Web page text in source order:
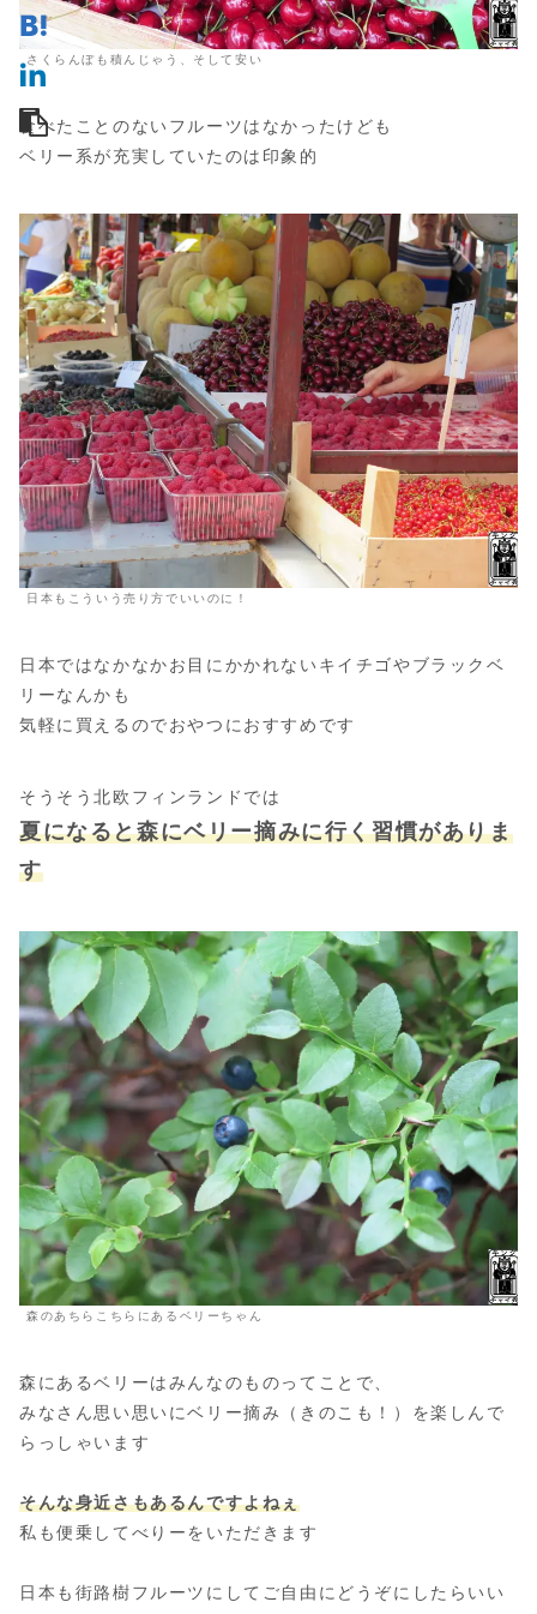
さくらんぼも積んじゃう、そして安い
食べたことのないフルーツはなかったけども
ベリー系が充実していたのは印象的
日本もこういう売り方でいいのに！
日本ではなかなかお目にかかれないキイチゴやブラックベ
リーなんかも
気軽に買えるのでおやつにおすすめです
そうそう北欧フィンランドでは
夏になると森にベリー摘みに行く習慣がありま
す
森のあちらこちらにあるベリーちゃん
森にあるベリーはみんなのものってことで、
みなさん思い思いにベリー摘み（きのこも！）を楽しんで
らっしゃいます
そんな身近さもあるんですよねぇ
私も便乗してべりーをいただきます
日本も街路樹フルーツにしてご自由にどうぞにしたらいい